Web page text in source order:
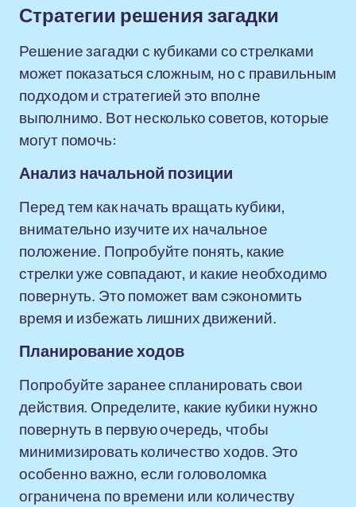
Стратегии решения загадки
Решение загадки с кубиками со стрелками
может показаться сложным, но с правильным
подходом и стратегией это вполне
выполнимо. Вот несколько советов, которые
могут помочь:
Анализ начальной позиции
Перед тем как начать вращать кубики,
внимательно изучите их начальное
положение. Попробуйте понять, какие
стрелки уже совпадают, и какие необходимо
повернуть. Это поможет вам сэкономить
время и избежать лишних движений.
Планирование ходов
Попробуйте заранее спланировать свои
действия. Определите, какие кубики нужно
повернуть в первую очередь, чтобы
минимизировать количество ходов. Это
особенно важно, если головоломка
ограничена по времени или количеству